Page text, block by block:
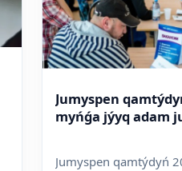
Jumyspen
myńǵa jýyq adam
Jumyspen qamtýdyń